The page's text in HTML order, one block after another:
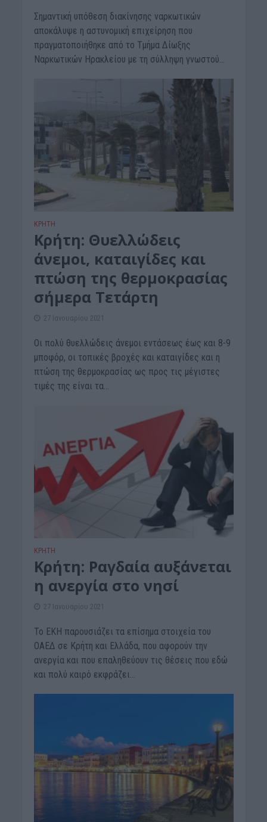
Σημαντική υπόθεση διακίνησης ναρκωτικών
αποκάλυψε η αστυνομική επιχείρηση που
πραγματοποιήθηκε από το Τμήμα Δίωξης
Ναρκωτικών Ηρακλείου με τη σύλληψη γνωστού...
ΚΡΗΤΗ
Κρήτη: Θυελλώδεις
άνεμοι, καταιγίδες και
πτώση της θερμοκρασίας
σήμερα Τετάρτη
27 Ιανουαρίου 2021
Οι πολύ θυελλώδεις άνεμοι εντάσεως έως και 8-9
μποφόρ, οι τοπικές βροχές και καταιγίδες και η
πτώση της θερμοκρασίας ως προς τις μέγιστες
τιμές της είναι τα...
ΚΡΗΤΗ
Κρήτη: Ραγδαία αυξάνεται
η ανεργία στο νησί
27 Ιανουαρίου 2021
Το EKH παρουσιάζει τα επίσημα στοιχεία του
ΟΑΕΔ σε Κρήτη και Ελλάδα, που αφορούν την
ανεργία και που επαληθεύουν τις θέσεις που εδώ
και πολύ καιρό εκφράζει...